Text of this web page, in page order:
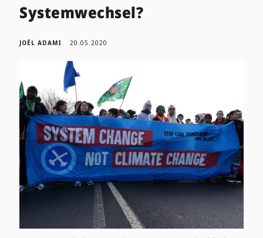
Systemwechsel?
JOËL ADAMI 20.05.2020